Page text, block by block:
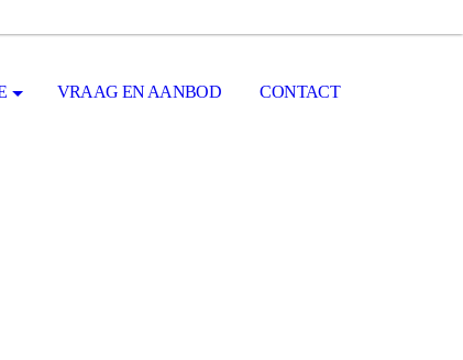
VRAAG EN AANBOD CONTACT